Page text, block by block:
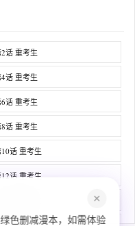
话 重考生
话 重考生
话 重考生
话 重考生
话 重考生
话 重考生
✕
色删减漫本，如需体验